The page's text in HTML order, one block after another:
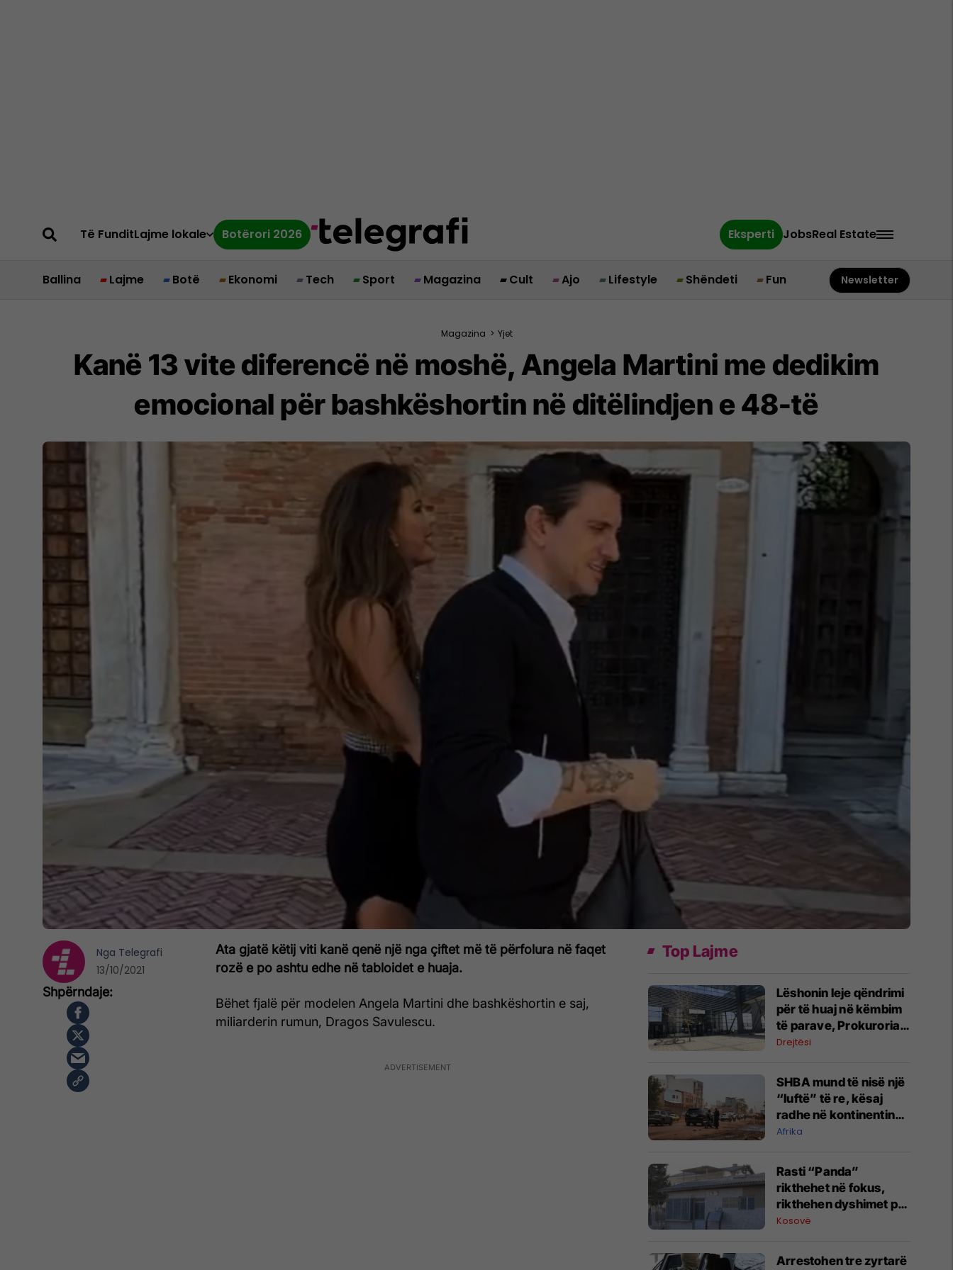
Të FunditLajme lokale Botërori 2026 Eksperti JobsReal Estate
Ballina Lajme Botë Ekonomi Tech Sport Magazina Cult Ajo Lifestyle Shëndeti Fun Newsletter
Magazina > Yjet
Kanë 13 vite diferencë në moshë, Angela Martini me dedikim
emocional për bashkëshortin në ditëlindjen e 48-të
Ata gjatë këtij viti kanë qenë një nga çiftet më të përfolura në faqet
rozë e po ashtu edhe në tabloidet e huaja.
Bëhet fjalë për modelen Angela Martini dhe bashkëshortin e saj,
miliarderin rumun, Dragos Savulescu.
Nga Telegrafi
13/10/2021
Top Lajme
Lëshonin leje qëndrimi
për të huaj në këmbim
të parave, Prokuroria
jep detaje për zyrtarët
Drejtësi
SHBA mund të nisë një
“luftë” të re, kësaj
radhe në kontinentin
afrikan
Afrika
Rasti “Panda”
rikthehet në fokus,
rikthehen dyshimet për
rolin e strukturave të
Kosovë
Arrestohen tre zyrtarë